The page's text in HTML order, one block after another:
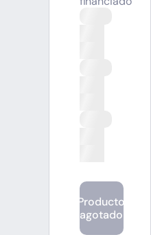
Producto
agotado